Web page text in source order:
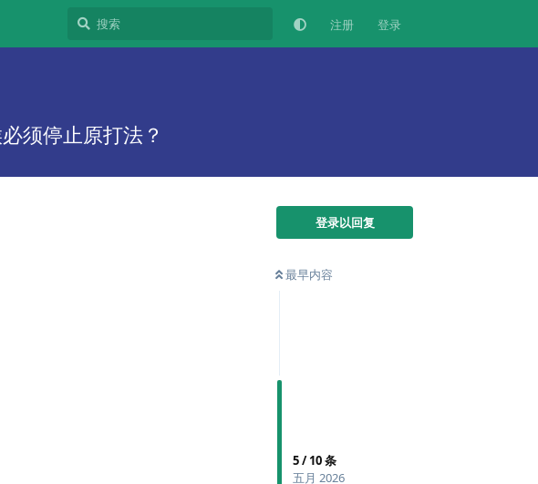
注册 登录
须停止原打法？
登录以回复
最早内容
5/10条
五月 2026